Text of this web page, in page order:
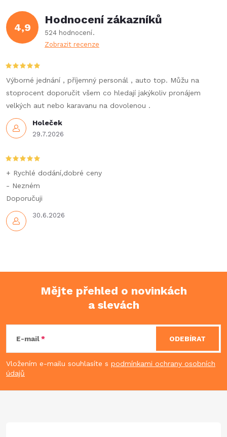
4,9
Hodnocení zákazníků
524 hodnocení
Zobrazit recenze
Holeček
29.7.2026
Výborné jednání , příjemný personál , auto top. Můžu na
stoprocent doporučit všem co hledají jakýkoliv pronájem
velkých aut nebo karavanu na dovolenou .
30.6.2026
+ Rychlé dodání,dobré ceny
- Nezném
Doporučuji
p
a
Mějte přehled o novinkách
a slevách
E-mail
Vložením e-mailu souhlasíte s podmínkami ochrany osobních
údajů
ODEBÍRAT